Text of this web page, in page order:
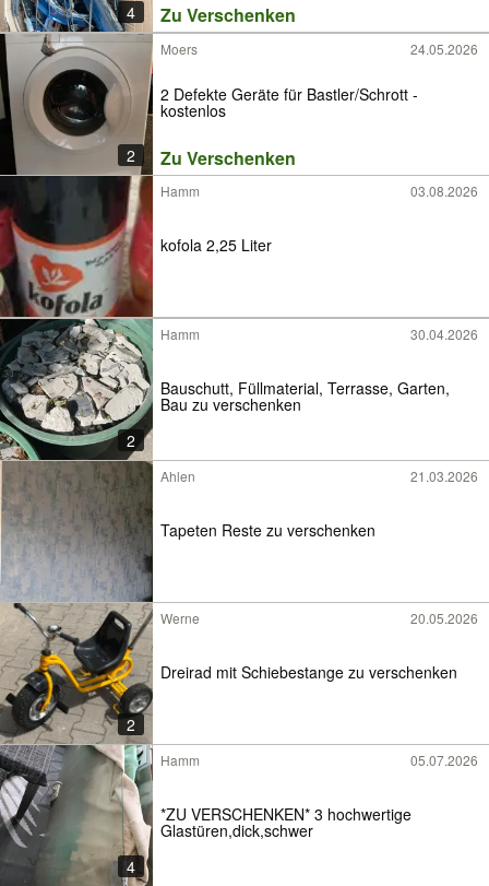
4 Zu Verschenken
2
Moers 24.05.2026
2 Defekte Geräte für Bastler/Schrott -
kostenlos
Zu Verschenken
Hamm 03.08.2026
kofola 2,25 Liter
2
Hamm 30.04.2026
Bauschutt, Füllmaterial, Terrasse, Garten,
Bau zu verschenken
Ahlen 21.03.2026
Tapeten Reste zu verschenken
2
Werne 20.05.2026
Dreirad mit Schiebestange zu verschenken
4
Hamm 05.07.2026
*ZU VERSCHENKEN* 3 hochwertige
Glastüren,dick,schwer